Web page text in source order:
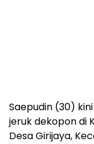
Saepudin (30)
jeruk dekopon di
Desa Girijaya,